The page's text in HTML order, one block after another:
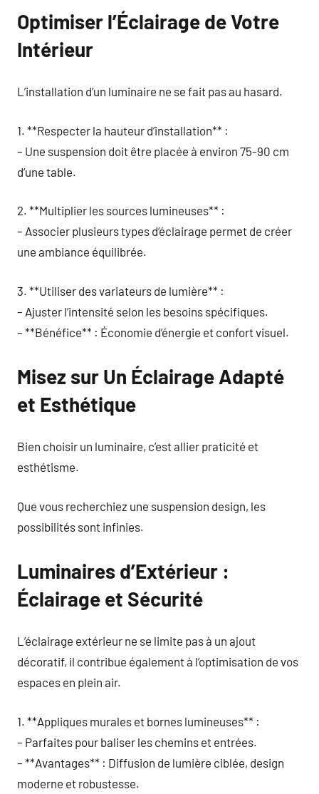
Optimiser l’Éclairage de Votre
Intérieur
L’installation d’un luminaire ne se fait pas au hasard.
1. **Respecter la hauteur d’installation** :
– Une suspension doit être placée à environ 75-90 cm
d’une table.
2. **Multiplier les sources lumineuses** :
– Associer plusieurs types d’éclairage permet de créer
une ambiance équilibrée.
3. **Utiliser des variateurs de lumière** :
– Ajuster l’intensité selon les besoins spécifiques.
– **Bénéfice** : Économie d’énergie et confort visuel.
Misez sur Un Éclairage Adapté
et Esthétique
Bien choisir un luminaire, c’est allier praticité et
esthétisme.
Que vous recherchiez une suspension design, les
possibilités sont infinies.
Luminaires d’Extérieur :
Éclairage et Sécurité
L’éclairage extérieur ne se limite pas à un ajout
décoratif, il contribue également à l’optimisation de vos
espaces en plein air.
1. **Appliques murales et bornes lumineuses** :
– Parfaites pour baliser les chemins et entrées.
– **Avantages** : Diffusion de lumière ciblée, design
moderne et robustesse.